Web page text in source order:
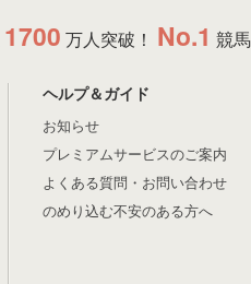
1700 万人突破！ No.1 競
ヘルプ＆ガイド
お知らせ
プレミアムサービスのご案内
よくある質問・お問い合わせ
のめり込む不安のある方へ